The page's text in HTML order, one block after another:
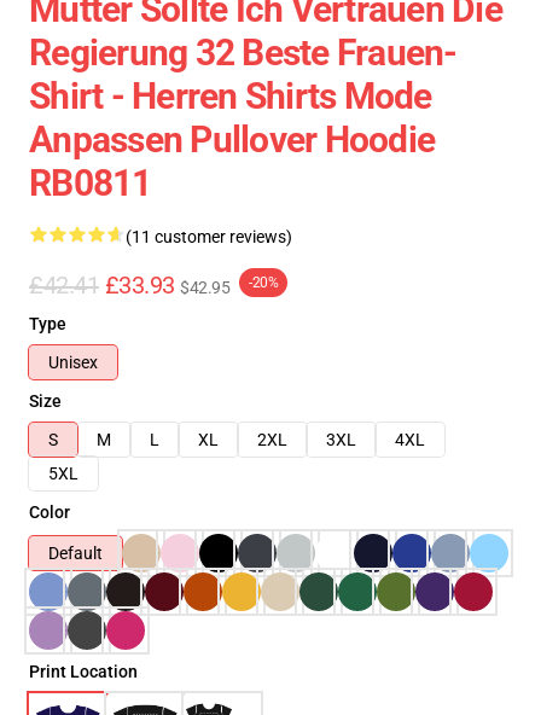
Mutter Sollte Ich Vertrauen Die
Regierung 32 Beste Frauen-
Shirt - Herren Shirts Mode
Anpassen Pullover Hoodie
RB0811
(11 customer reviews)
£42.41 £33.93 $42.95 -20%
Type
Unisex
Size
S
M L XL 2XL 3XL
4XL
5XL
Color
Default
Print Location